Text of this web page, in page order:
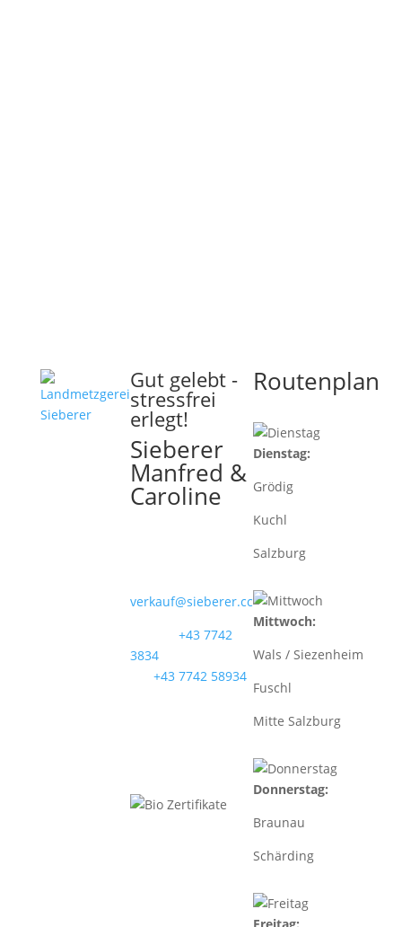
Gut gelebt -
stressfrei
erlegt!
Sieberer
Manfred &
Caroline
verkauf@sieberer.cc
+43 7742
3834
+43 7742 58934
Routenplan
Dienstag:
Grödig
Kuchl
Salzburg
Mittwoch:
Wals / Siezenheim
Fuschl
Mitte Salzburg
Donnerstag:
Braunau
Schärding